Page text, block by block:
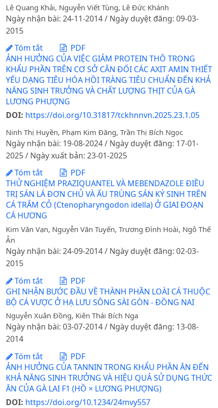
Lê Quang Khải, Nguyễn Viết Tùng, Lê Đức Khánh
Ngày nhận bài: 24-11-2014 / Ngày duyệt đăng: 09-03-
2015
Tóm tắt
PDF
ẢNH HƯỞNG CỦA VIỆC GIẢM PROTEIN THÔ TRONG
KHẨU PHẦN TRÊN CƠ SỞ CÂN ĐỐI CÁC AXIT AMIN THIẾT
YẾU DẠNG TIÊU HÓA HỒI TRÀNG TIÊU CHUẨN ĐẾN KHẢ
NĂNG SINH TRƯỞNG VÀ CHẤT LƯỢNG THỊT CỦA GÀ
LƯƠNG PHƯỢNG
DOI: https://doi.org/10.31817/tckhnnvn.2025.23.1.05
Ninh Thị Huyền, Phạm Kim Đăng, Trần Thị Bích Ngọc
Ngày nhận bài: 19-08-2024 / Ngày duyệt đăng: 17-01-
2025 / Ngày xuất bản: 23-01-2025
Tóm tắt
PDF
THỬ NGHIỆM PRAZIQUANTEL VÀ MEBENDAZOLE ĐIỀU
TRỊ SÁN LÁ ĐƠN CHỦ VÀ ẤU TRÙNG SÁN KÝ SINH TRÊN
CÁ TRẮM CỎ (Ctenopharyngodon idella) Ở GIAI ĐOẠN
CÁ HƯƠNG
Kim Văn Vạn, Nguyễn Văn Tuyến, Trương Đình Hoài, Ngô Thế
Ân
Ngày nhận bài: 24-09-2014 / Ngày duyệt đăng: 02-03-
2015
Tóm tắt
PDF
GHI NHẬN BƯỚC ĐẦU VỀ THÀNH PHẦN LOÀI CÁ THUỘC
BỘ CÁ VƯỢC Ở HẠ LƯU SÔNG SÀI GÒN - ĐỒNG NAI
Nguyễn Xuân Đồng, Kiên Thái Bích Nga
Ngày nhận bài: 03-07-2014 / Ngày duyệt đăng: 13-08-
2014
Tóm tắt
PDF
ẢNH HƯỞNG CỦA TANNIN TRONG KHẨU PHẦN ĂN ĐẾN
KHẢ NĂNG SINH TRƯỞNG VÀ HIỆU QUẢ SỬ DỤNG THỨC
ĂN CỦA GÀ LAI F1 (HỒ × LƯƠNG PHƯỢNG)
DOI: https://doi.org/10.1234/24mvy557